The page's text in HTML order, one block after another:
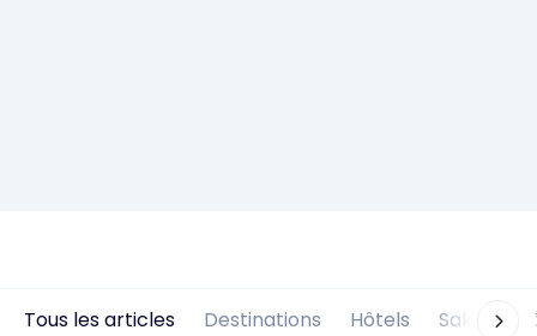
Tous les articles Destinations Hôtels Salons